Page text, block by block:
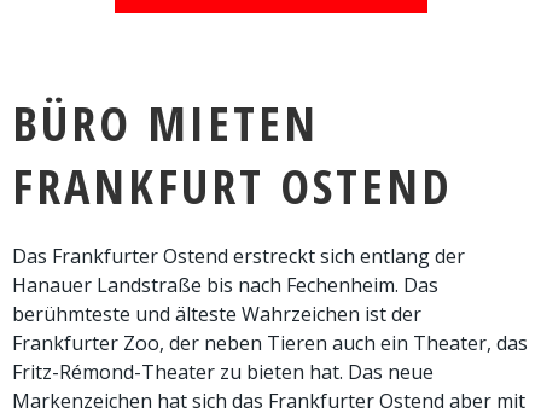
BÜRO MIETEN
FRANKFURT OSTEND
Das Frankfurter Ostend erstreckt sich entlang der
Hanauer Landstraße bis nach Fechenheim. Das
berühmteste und älteste Wahrzeichen ist der
Frankfurter Zoo, der neben Tieren auch ein Theater, das
Fritz-Rémond-Theater zu bieten hat. Das neue
Markenzeichen hat sich das Frankfurter Ostend aber mit